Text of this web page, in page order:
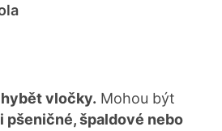
vločky. Mohou být
pšeničné, špaldové nebo